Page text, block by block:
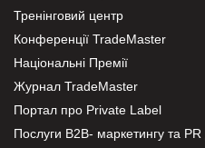
Тренінговий центр
Конференції TradeMaster
Національні Премії
Журнал TradeMaster
Портал про Private Label
Послуги В2В- маркетингу та PR